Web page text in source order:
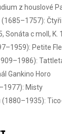
z houslové
Sonáta c moll, K.
Petite
Gankino Horo
Misty